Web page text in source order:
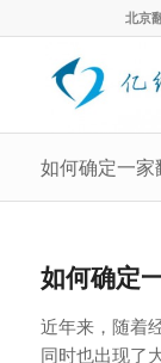
北京
如何确定一家
如何确定
近年来，随着
同时也出现了